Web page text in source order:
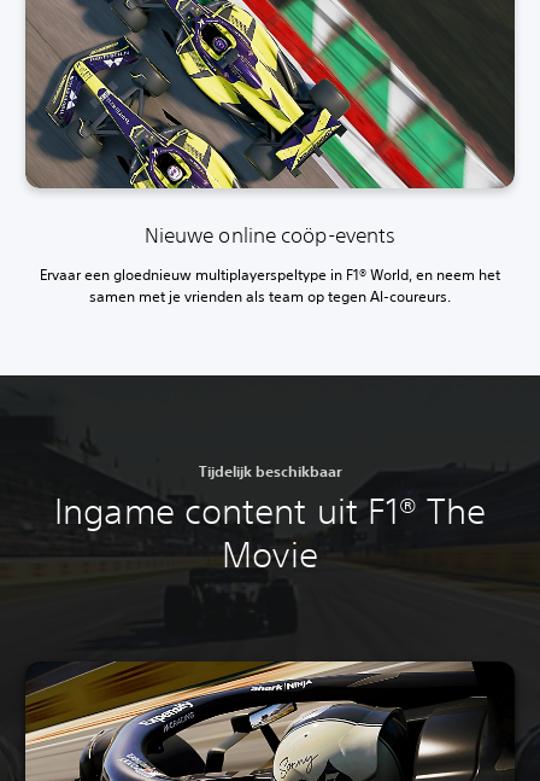
Nieuwe online coöp-events
Ervaar een gloednieuw multiplayerspeltype in F1® World, en neem het
samen met je vrienden als team op tegen AI-coureurs.
Tijdelijk beschikbaar
Ingame content uit F1® The
Movie